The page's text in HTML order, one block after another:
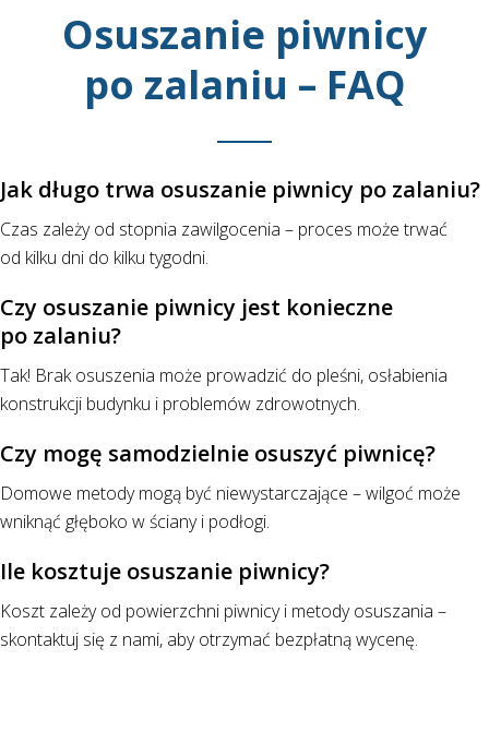
Osuszanie piwnicy
po zalaniu – FAQ
Jak długo trwa osuszanie piwnicy po zalaniu?
Czas zależy od stopnia zawilgocenia – proces może trwać
od kilku dni do kilku tygodni.
Czy osuszanie piwnicy jest konieczne
po zalaniu?
Tak! Brak osuszenia może prowadzić do pleśni, osłabienia
konstrukcji budynku i problemów zdrowotnych.
Czy mogę samodzielnie osuszyć piwnicę?
Domowe metody mogą być niewystarczające – wilgoć może
wniknąć głęboko w ściany i podłogi.
Ile kosztuje osuszanie piwnicy?
Koszt zależy od powierzchni piwnicy i metody osuszania –
skontaktuj się z nami, aby otrzymać bezpłatną wycenę.